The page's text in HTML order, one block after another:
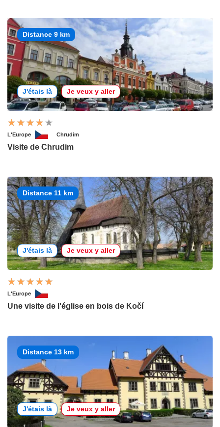
Distance 9 km
J'étais là Je veux y aller
L'Europe Chrudim
Visite de Chrudim
Distance 11 km
J'étais là Je veux y aller
L'Europe
Une visite de l'église en bois de Kočí
Distance 13 km
J'étais là Je veux y aller